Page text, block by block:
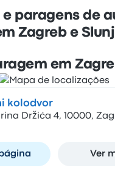
e paragens de
Zagreb e Slunj
em
kolodvor
Držića 4, 10000,
Ver